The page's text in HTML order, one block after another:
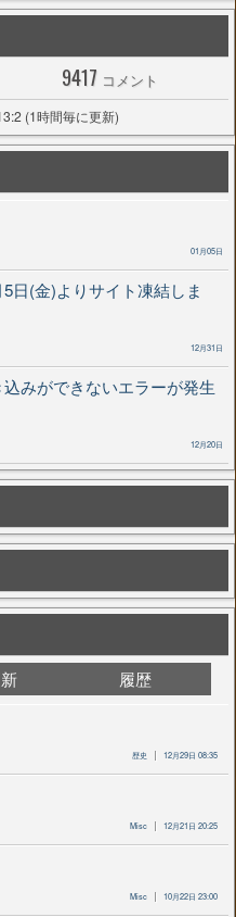
9417 コメント
(1時間毎に更新)
01月05日
日(金)よりサイト凍結しま
12月31日
みができないエラーが発生
12月20日
履歴
歴史 12月29日 08:35
Misc 12月21日 20:25
Misc 10月22日 23:00